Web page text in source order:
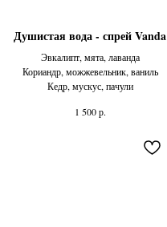
Душистая вода - спрей Vanda
Эвкалипт, мята, лаванда
Кориандр, можжевельник, ваниль
Кедр, мускус, пачули
1 500 р.